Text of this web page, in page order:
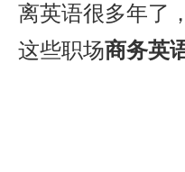
离英语很多年了
这些职场商务英